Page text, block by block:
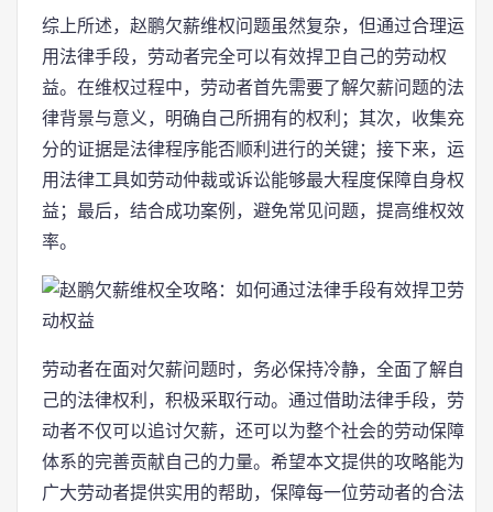
综上所述，赵鹏欠薪维权问题虽然复杂，但通过合理运
用法律手段，劳动者完全可以有效捍卫自己的劳动权
益。在维权过程中，劳动者首先需要了解欠薪问题的法
律背景与意义，明确自己所拥有的权利；其次，收集充
分的证据是法律程序能否顺利进行的关键；接下来，运
用法律工具如劳动仲裁或诉讼能够最大程度保障自身权
益；最后，结合成功案例，避免常见问题，提高维权效
率。
劳动者在面对欠薪问题时，务必保持冷静，全面了解自
己的法律权利，积极采取行动。通过借助法律手段，劳
动者不仅可以追讨欠薪，还可以为整个社会的劳动保障
体系的完善贡献自己的力量。希望本文提供的攻略能为
广大劳动者提供实用的帮助，保障每一位劳动者的合法